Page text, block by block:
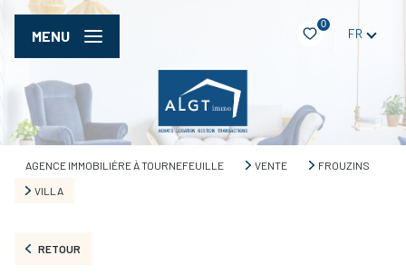
0
FR
MENU
AGENCE IMMOBILIÈRE À TOURNEFEUILLE VENTE
FROUZINS
VILLA
RETOUR